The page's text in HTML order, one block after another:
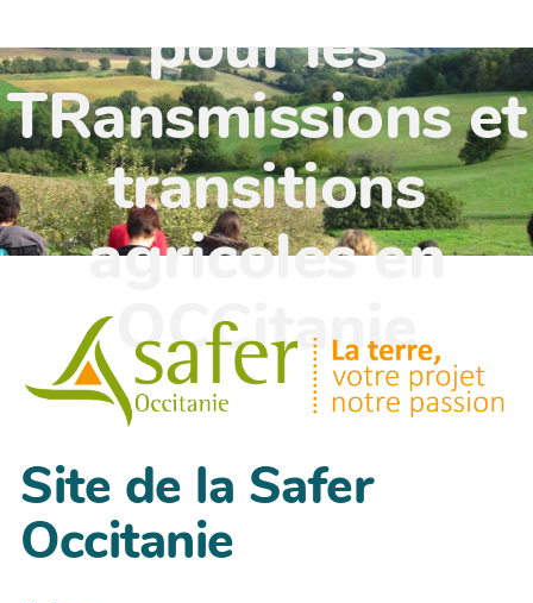
pour les
TRansmissions et
transitions
agricoles en
OCCitanie
Site de la Safer
Occitanie